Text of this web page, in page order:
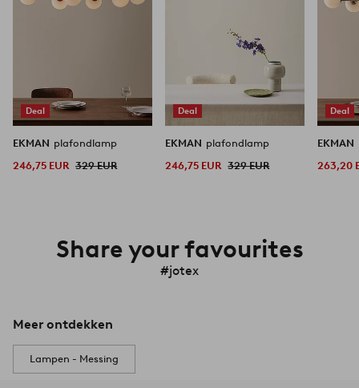
Deal
EKMAN plafondlamp
246,75 EUR 329 EUR
Deal
EKMAN plafondlamp
246,75 EUR 329 EUR
Deal
EKMAN
263,20
Share your favourites
#jotex
Meer ontdekken
Lampen - Messing